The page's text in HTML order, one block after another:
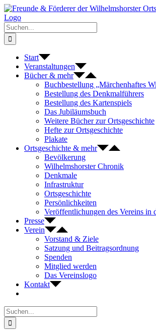
Zum
Inhalt
springen
Suche
nach:
Start
Veranstaltungen
Bücher & mehr
Buchbestellung „Märchenhaftes
Bestellung des Denkmalführers
Bestellung des Kartenspiels
Das Jubiläumsbuch
Weitere Bücher zur Ortsgeschichte
Hefte zur Ortsgeschichte
Plakate
Ortsgeschichte & mehr
Bevölkerung
Wilhelmshorster Chronik
Denkmale
Infrastruktur
Ortsgeschichte
Persönlichkeiten
Veröffentlichungen des Vereins in
Presse
Verein
Vorstand & Ziele
Satzung und Beitragsordnung
Spenden
Mitglied werden
Das Vereinslogo
Kontakt
Suche
nach: